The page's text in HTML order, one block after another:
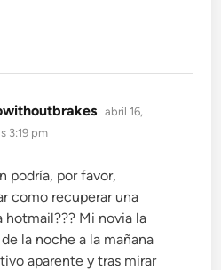
dice:
abril 16,
3:19 pm
podría, por favor,
como recuperar una
hotmail??? Mi novia la
la noche a la mañana
aparente y tras mirar